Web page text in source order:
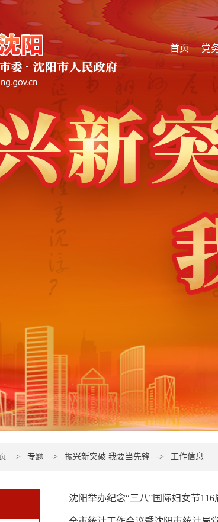
首页 党
-> 专题 -> 振兴新突破 我要当先锋 -> 工作信息
沈阳举办纪念“三八”国际妇女节116